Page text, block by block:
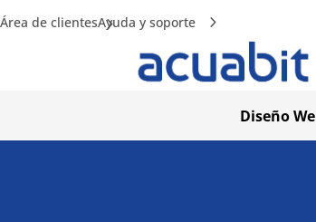
Área de clientesAyuda y soporte
Diseño